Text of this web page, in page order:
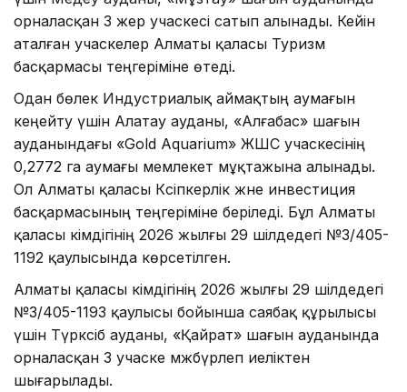
орналасқан 3 жер учаскесі сатып алынады. Кейін
аталған учаскелер Алматы қаласы Туризм
басқармасы теңгеріміне өтеді.
Одан бөлек Индустриалық аймақтың аумағын
кеңейту үшін Алатау ауданы, «Алғабас» шағын
ауданындағы «Gold Aquarium» ЖШС учаскесінің
0,2772 га аумағы мемлекет мұқтажына алынады.
Ол Алматы қаласы Кәсіпкерлік және инвестиция
басқармасының теңгеріміне беріледі. Бұл Алматы
қаласы әкімдігінің 2026 жылғы 29 шілдедегі №3/405-
1192 қаулысында көрсетілген.
Алматы қаласы әкімдігінің 2026 жылғы 29 шілдедегі
№3/405-1193 қаулысы бойынша саябақ құрылысы
үшін Түрксіб ауданы, «Қайрат» шағын ауданында
орналасқан 3 учаске мәжбүрлеп иеліктен
шығарылады.